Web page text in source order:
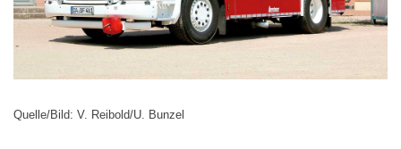
Quelle/Bild: V. Reibold/U. Bunzel